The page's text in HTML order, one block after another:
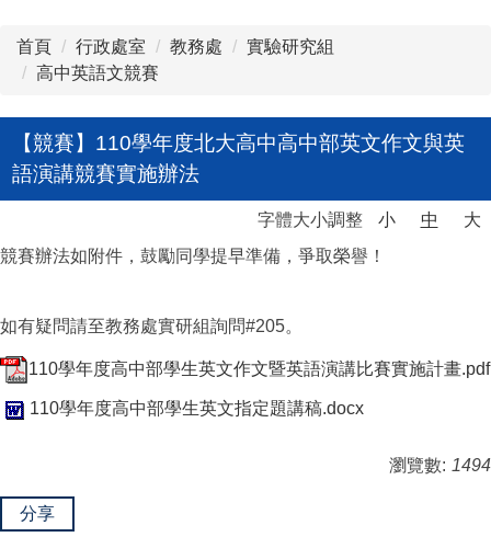
首頁 行政處室 教務處
實驗研究組
高中英語文競賽
【競賽】110學年度北大高中高中部英文作文與英
語演講競賽實施辦法
字體大小調整 小 中
大
競賽辦法如附件，鼓勵同學提早準備，爭取榮譽！
如有疑問請至教務處實研組詢問#205。
110學年度高中部學生英文作文暨英語演講比賽實施計畫.pdf
110學年度高中部學生英文指定題講稿.docx
瀏覽數: 1494
分享